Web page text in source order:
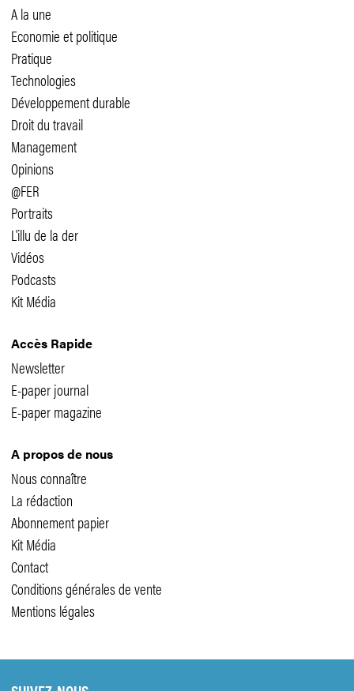
A la une
Economie et politique
Pratique
Technologies
Développement durable
Droit du travail
Management
Opinions
@FER
Portraits
L'illu de la der
Vidéos
Podcasts
Kit Média
Accès Rapide
Newsletter
E-paper journal
E-paper magazine
A propos de nous
Nous connaître
La rédaction
Abonnement papier
Kit Média
Contact
Conditions générales de vente
Mentions légales